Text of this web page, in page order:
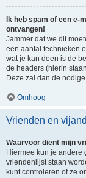
Ik heb spam of een e-
ontvangen!
Jammer dat we dit
een aantal technieken
wat je kan doen is de
de headers (hierin
Deze zal dan de
Omhoog
Vrienden en
Waarvoor dient mijn
Hiermee kun je andere
vriendenlijst staan
kunt controleren of ze